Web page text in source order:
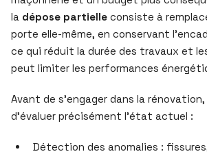
la dépose partielle consiste à
porte elle-même, en conservant
ce qui réduit la durée des travaux et
peut limiter les performances
Avant de s’engager dans la
d’évaluer précisément l’état actuel :
Détection des anomalies :